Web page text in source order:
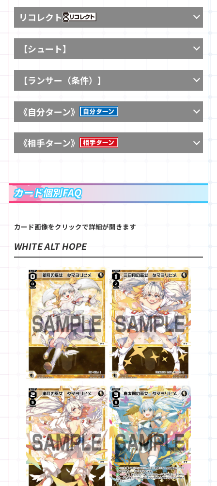
リコレクト
【シュート】
【ランサー（条件）】
《自分ターン》
《相手ターン》
カード個別FAQ
カード画像をクリックで詳細が開きます
WHITE ALT HOPE